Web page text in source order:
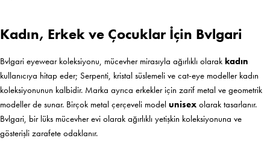
Kadın, Erkek ve Çocuklar İçin Bvlgari
Bvlgari eyewear koleksiyonu, mücevher mirasıyla ağırlıklı olarak kadın
kullanıcıya hitap eder; Serpenti, kristal süslemeli ve cat-eye modeller kadın
koleksiyonunun kalbidir. Marka ayrıca erkekler için zarif metal ve geometrik
modeller de sunar. Birçok metal çerçeveli model unisex olarak tasarlanır.
Bvlgari, bir lüks mücevher evi olarak ağırlıklı yetişkin koleksiyonuna ve
gösterişli zarafete odaklanır.